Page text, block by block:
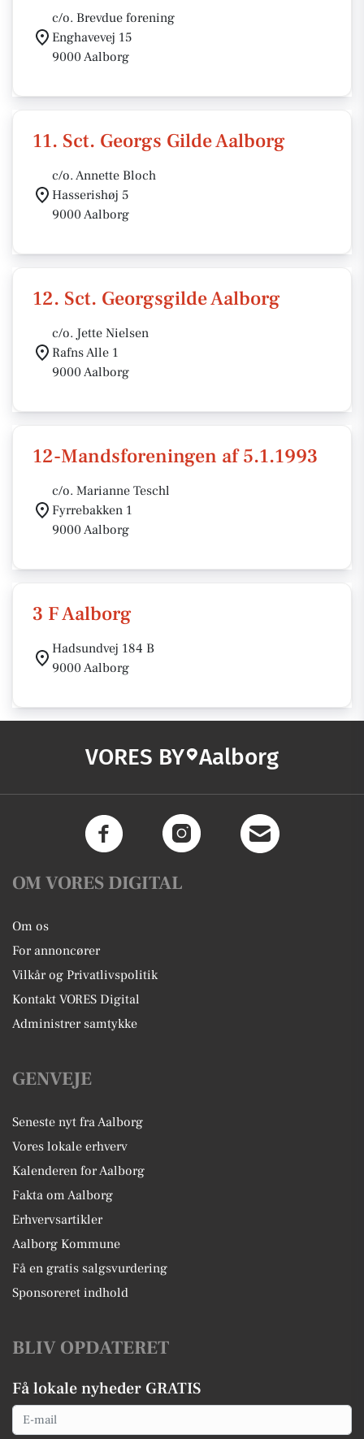
c/o. Brevdue forening
Enghavevej 15
9000 Aalborg
11. Sct. Georgs Gilde Aalborg
c/o. Annette Bloch
Hasserishøj 5
9000 Aalborg
12. Sct. Georgsgilde Aalborg
c/o. Jette Nielsen
Rafns Alle 1
9000 Aalborg
12-Mandsforeningen af 5.1.1993
c/o. Marianne Teschl
Fyrrebakken 1
9000 Aalborg
3 F Aalborg
Hadsundvej 184 B
9000 Aalborg
VORES BY Aalborg
OM VORES DIGITAL
Om os
For annoncører
Vilkår og Privatlivspolitik
Kontakt VORES Digital
Administrer samtykke
GENVEJE
Seneste nyt fra Aalborg
Vores lokale erhverv
Kalenderen for Aalborg
Fakta om Aalborg
Erhvervsartikler
Aalborg Kommune
Få en gratis salgsvurdering
Sponsoreret indhold
BLIV OPDATERET
Få lokale nyheder GRATIS
Email